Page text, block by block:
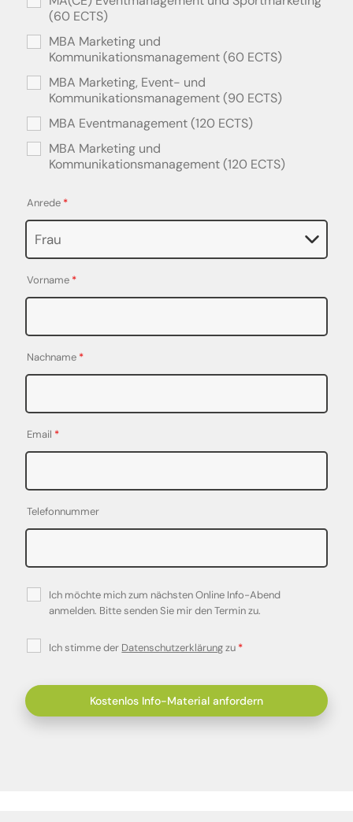
(60 ECTS)
MBA Marketing und
Kommunikationsmanagement (60 ECTS)
MBA Marketing, Event- und
Kommunikationsmanagement (90 ECTS)
MBA Eventmanagement (120 ECTS)
MBA Marketing und
Kommunikationsmanagement (120 ECTS)
Anrede *
Vorname *
Nachname *
Email *
Telefonnummer
Ich möchte mich zum nächsten Online Info-Abend
anmelden. Bitte senden Sie mir den Termin zu.
Ich stimme der Datenschutzerklärungzu *